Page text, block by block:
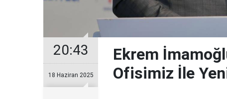
20:43
18 Haziran 2025
Ekrem
Ofisimiz İle